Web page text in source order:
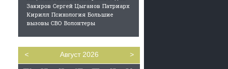
Закиров Сергей Цыганов Патриарх
Кирилл Психология Большие
вызовы СВО Волонтеры
< Август 2026 >